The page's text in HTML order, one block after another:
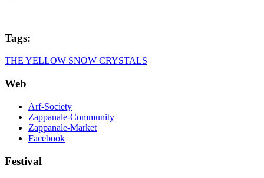
Tags:
THE YELLOW SNOW CRYSTALS
Web
Arf-Society
Zappanale-Community
Zappanale-Market
Facebook
Festival